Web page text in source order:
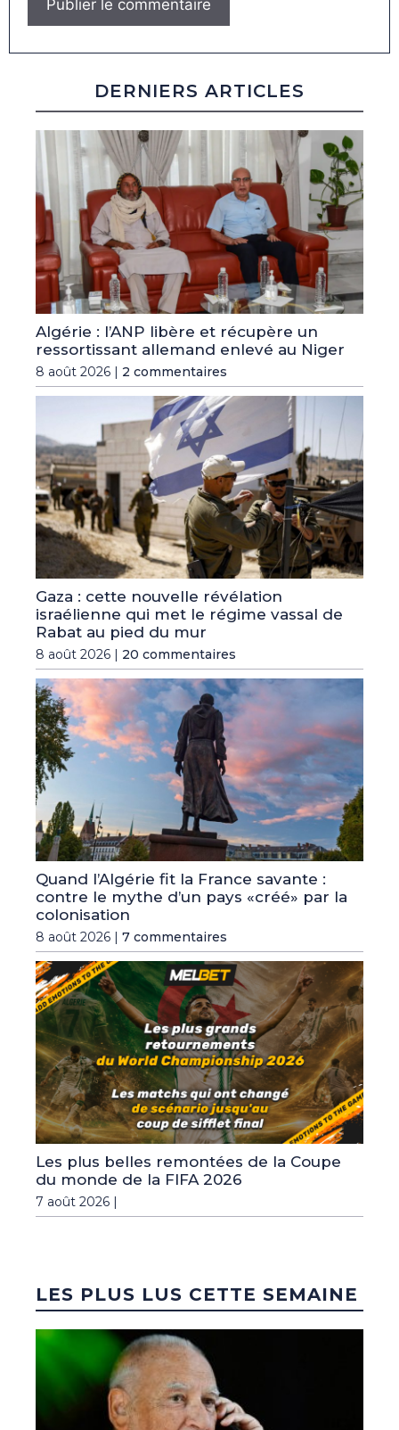
DERNIERS ARTICLES
Algérie : l’ANP libère et récupère un
ressortissant allemand enlevé au Niger
8 août 2026 | 2 commentaires
Gaza : cette nouvelle révélation
israélienne qui met le régime vassal de
Rabat au pied du mur
8 août 2026 | 20 commentaires
Quand l’Algérie fit la France savante :
contre le mythe d’un pays «créé» par la
colonisation
8 août 2026 | 7 commentaires
Les plus belles remontées de la Coupe
du monde de la FIFA 2026
7 août 2026 |
LES PLUS LUS CETTE SEMAINE